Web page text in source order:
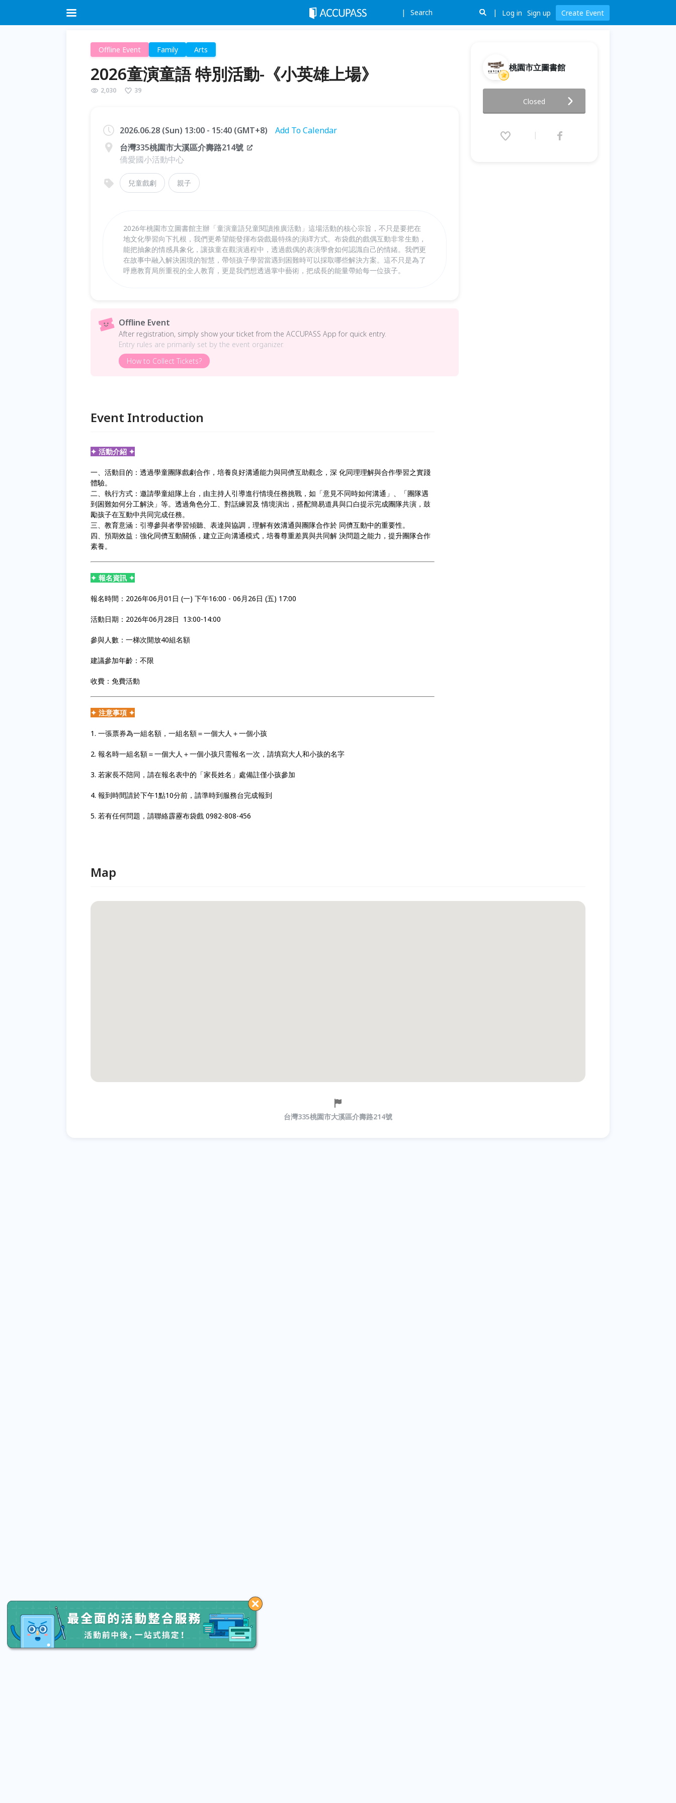
Search Log in Sign up Create Event
Offline Event Family Arts
2026童演童語 特別活動-《小英雄上場》
2,030 39
2026.06.28 (Sun) 13:00 - 15:40 (GMT+8)
Add To Calendar
台灣335桃園市大溪區介壽路214號
僑愛國小活動中心
兒童戲劇 親子
2026年桃園市立圖書館主辦「童演童語兒童閱讀推廣活動」這場活動的核心宗旨，不只是要把在
地文化學習向下扎根，我們更希望能發揮布袋戲最特殊的演繹方式。布袋戲的戲偶互動非常生動，
能把抽象的情感具象化，讓孩童在觀演過程中，透過戲偶的表演學會如何認識自己的情緒。我們更
在故事中融入解決困境的智慧，帶領孩子學習當遇到困難時可以採取哪些解決方案。這不只是為了
呼應教育局所重視的全人教育，更是我們想透過掌中藝術，把成長的能量帶給每一位孩子。
Offline Event
After registration, simply show your ticket from the ACCUPASS App for quick entry.
Entry rules are primarily set by the event organizer.
How to Collect Tickets?
Event Introduction
✦ 活動介紹 ✦
一、活動目的：透過學童團隊戲劇合作，培養良好溝通能力與同儕互助觀念，深 化同理理解與合作學習之實踐
體驗。
二、執行方式：邀請學童組隊上台，由主持人引導進行情境任務挑戰，如「意見不同時如何溝通」、「團隊遇
到困難如何分工解決」等。透過角色分工、對話練習及 情境演出，搭配簡易道具與口白提示完成團隊共演，鼓
勵孩子在互動中共同完成任務。
三、教育意涵：引導參與者學習傾聽、表達與協調，理解有效溝通與團隊合作於 同儕互動中的重要性。
四、預期效益：強化同儕互動關係，建立正向溝通模式，培養尊重差異與共同解 決問題之能力，提升團隊合作
素養。
✦ 報名資訊 ✦
報名時間：2026年06月01日 (一) 下午16:00 - 06月26日 (五) 17:00
活動日期：2026年06月28日 13:00-14:00
參與人數：一梯次開放40組名額
建議參加年齡：不限
收費：免費活動
✦ 注意事項 ✦
1. 一張票券為一組名額，一組名額＝一個大人＋一個小孩
2. 報名時一組名額＝一個大人＋一個小孩只需報名一次，請填寫大人和小孩的名字
3. 若家長不陪同，請在報名表中的「家長姓名」處備註僅小孩參加
4. 報到時間請於下午1點10分前，請準時到服務台完成報到
5. 若有任何問題，請聯絡霹靂布袋戲 0982-808-456
桃園市立圖書館
2026.06.28 (Sun) 13:00 - 15:40
Closed
Map
台灣335桃園市大溪區介壽路214號